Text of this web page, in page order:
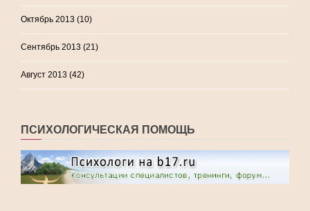
Октябрь 2013 (10)
Сентябрь 2013 (21)
Август 2013 (42)
ПСИХОЛОГИЧЕСКАЯ ПОМОЩЬ